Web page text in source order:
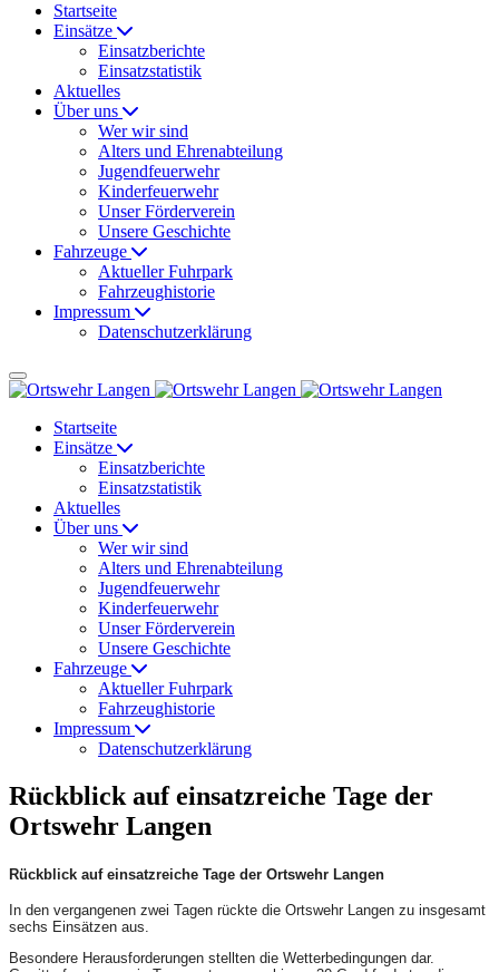
Startseite
Einsätze
Einsatzberichte
Einsatzstatistik
Aktuelles
Über uns
Wer wir sind
Alters und Ehrenabteilung
Jugendfeuerwehr
Kinderfeuerwehr
Unser Förderverein
Unsere Geschichte
Fahrzeuge
Aktueller Fuhrpark
Fahrzeughistorie
Impressum
Datenschutzerklärung
Startseite
Einsätze
Einsatzberichte
Einsatzstatistik
Aktuelles
Über uns
Wer wir sind
Alters und Ehrenabteilung
Jugendfeuerwehr
Kinderfeuerwehr
Unser Förderverein
Unsere Geschichte
Fahrzeuge
Aktueller Fuhrpark
Fahrzeughistorie
Impressum
Datenschutzerklärung
Rückblick auf einsatzreiche Tage der
Ortswehr Langen
Rückblick auf einsatzreiche Tage der Ortswehr Langen
In den vergangenen zwei Tagen rückte die Ortswehr Langen zu insgesamt
sechs Einsätzen aus.
Besondere Herausforderungen stellten die Wetterbedingungen dar.